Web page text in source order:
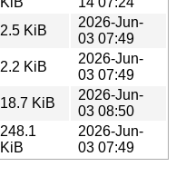
2.5 KiB
2026-Jun-
03 07:49
2.2 KiB
2026-Jun-
03 07:49
18.7 KiB
2026-Jun-
03 08:50
248.1
KiB
2026-Jun-
03 07:49